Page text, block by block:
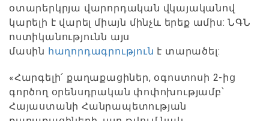
օտարերկրյա վարորդական վկայականով
կարելի է վարել միայն մինչև երեք ամիս: ՆԳՆ
ոստիկանությունն այս
մասին հաղորդագրություն է տարածել:
«Հարգելի՛ քաղաքացիներ, օգոստոսի 2-ից
գործող օրենսդրական փոփոխությամբ՝
Հայաստանի Հանրապետության